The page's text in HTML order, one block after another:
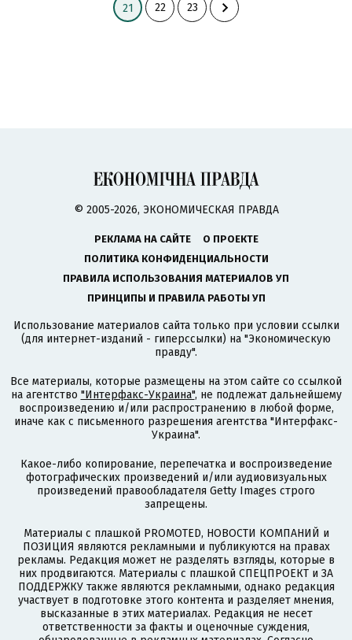
21 22 23
© 2005-2026, ЭКОНОМИЧЕСКАЯ ПРАВДА
РЕКЛАМА НА САЙТЕ
О ПРОЕКТЕ
ПОЛИТИКА КОНФИДЕНЦИАЛЬНОСТИ
ПРАВИЛА ИСПОЛЬЗОВАНИЯ МАТЕРИАЛОВ УП
ПРИНЦИПЫ И ПРАВИЛА РАБОТЫ УП
Использование материалов сайта только при условии ссылки
(для интернет-изданий - гиперссылки) на "Экономическую
правду".
Все материалы, которые размещены на этом сайте со ссылкой
на агентство "Интерфакс-Украина", не подлежат дальнейшему
воспроизведению и/или распространению в любой форме,
иначе как с письменного разрешения агентства "Интерфакс-
Украина".
Какое-либо копирование, перепечатка и воспроизведение
фотографических произведений и/или аудиовизуальных
произведений правообладателя Getty Images строго
запрещены.
Материалы с плашкой PROMOTED, НОВОСТИ КОМПАНИЙ и
ПОЗИЦИЯ являются рекламными и публикуются на правах
рекламы. Редакция может не разделять взгляды, которые в
них продвигаются. Материалы с плашкой СПЕЦПРОЕКТ и ЗА
ПОДДЕРЖКУ также являются рекламными, однако редакция
участвует в подготовке этого контента и разделяет мнения,
высказанные в этих материалах. Редакция не несет
ответственности за факты и оценочные суждения,